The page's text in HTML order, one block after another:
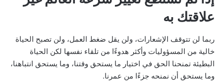
علاقتك به
ربما لن تتوقف الإشعارات، ولن يقل ضغط العمل، ولن تصبح الحياة
خالية من المسؤوليات وأكثر هدوءًا من تلقاء نفسها لكن الحياة
البطيئة تمنحنا الحق في اختيار ما يستحق وقتنا، وما يستحق انتباهنا،
وما يستحق أن نمنحه جزءًا من عمرنا.